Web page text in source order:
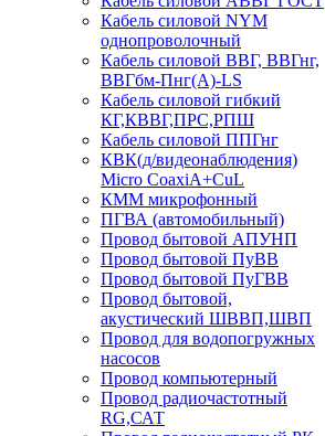
Кабель силовой NYM
однопроволочный
Кабель силовой ВВГ, ВВГнг,
ВВГбм-Пнг(А)-LS
Кабель силовой гибкий
КГ,КВВГ,ПРС,РПШ
Кабель силовой ППГнг
КВК(д/видеонаблюдения)
Micro CoaxiA+CuL
КММ микрофонный
ПГВА (автомобильный)
Провод бытовой АПУНП
Провод бытовой ПуВВ
Провод бытовой ПуГВВ
Провод бытовой,
акустический ШВВП,ШВП
Провод для водопогружных
насосов
Провод компьютерный
Провод радиочастотный
RG,САТ